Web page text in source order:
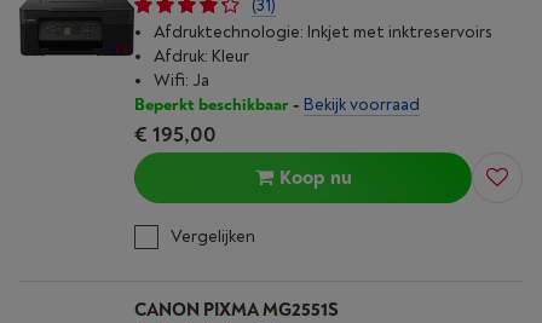
(31)
Afdruktechnologie: Inkjet met inktreservoirs
Afdruk: Kleur
Wifi: Ja
Beperkt beschikbaar- Bekijk voorraad
€ 195,00
Koop nu
Vergelijken
CANON PIXMA MG2551S